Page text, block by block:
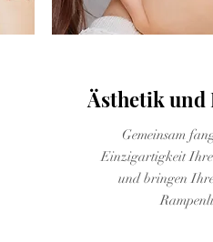
Ästhetik und
Gemeinsam
Einzigartigkeit
und bringen